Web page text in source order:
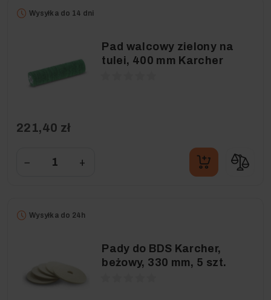
Wysyłka do 14 dni
Pad walcowy zielony na
tulei, 400 mm Karcher
221,40 zł
− +
Wysyłka do 24h
Pady do BDS Karcher,
beżowy, 330 mm, 5 szt.